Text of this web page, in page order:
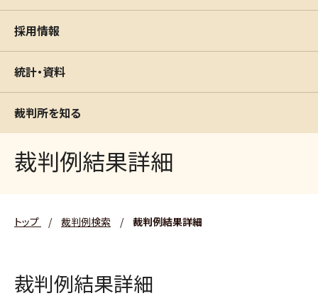
採用情報
統計・資料
裁判所を知る
裁判例結果詳細
トップ / 裁判例検索 / 裁判例結果詳細
裁判例結果詳細